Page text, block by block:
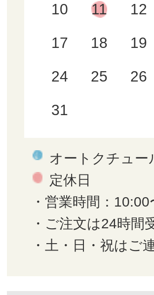
10 11 12
17 18 19
24 25 26
31
オートクチュ
定休日
・営業時間：
・ご注文は24時間
・土・日・祝はご